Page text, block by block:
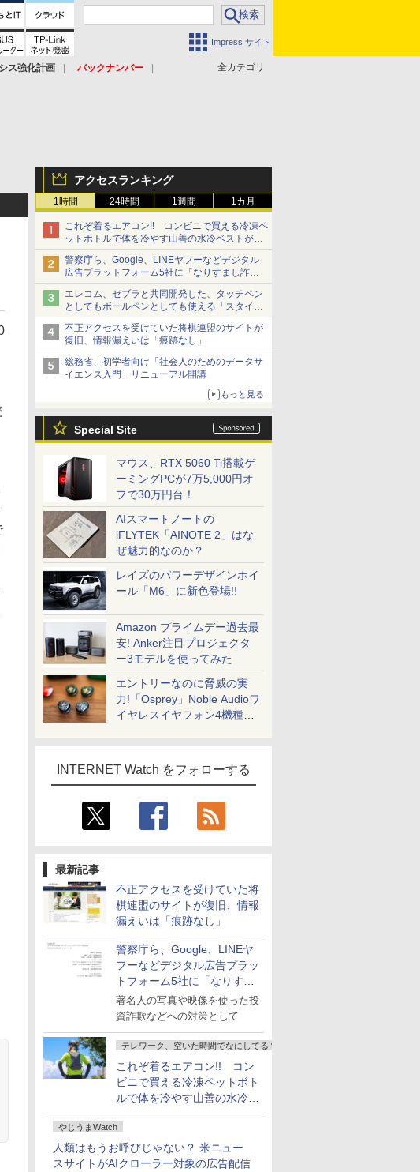
Impress サイト
全カテゴリ
ス強化計画
バックナンバー
アクセスランキング
1時間 24時間 1週間 1カ月
これぞ着るエアコン!! コンビニで買える冷凍ペ
ットボトルで体を冷やす山善の水冷ベストがロ
ードバイクにちょうどいい【ぼっち・ざ・ろー
ど！その14】【空いた時間でなにしてる？】
警察庁ら、Google、LINEヤフーなどデジタル
広告プラットフォーム5社に「なりすまし詐欺
広告」対策強化を要請 著名人の写真や映像を
使った投資詐欺などへの対策として
エレコム、ゼブラと共同開発した、タッチペン
としてもボールペンとしても使える「スタイラ
スツーウェイ」発売 iPadにも紙にも、持ち替
えずに書き込める
不正アクセスを受けていた将棋連盟のサイトが
復旧、情報漏えいは「痕跡なし」
総務省、初学者向け「社会人のためのデータサ
イエンス入門」リニューアル開講
もっと見る
Special Site
マウス、RTX 5060 Ti搭載ゲ
ーミングPCが7万5,000円オ
フで30万円台！
AIスマートノートの
iFLYTEK「AINOTE 2」はな
ぜ魅力的なのか？
レイズのパワーデザインホイ
ール「M6」に新色登場!!
Amazon プライムデー過去最
安! Anker注目プロジェクタ
ー3モデルを使ってみた
エントリーなのに脅威の実
力!「Osprey」Noble Audioワ
イヤレスイヤフォン4機種を
INTERNET Watch をフォローする
最新記事
不正アクセスを受けていた将
棋連盟のサイトが復旧、情報
漏えいは「痕跡なし」
警察庁ら、Google、LINEヤ
フーなどデジタル広告プラッ
トフォーム5社に「なりすま
し詐欺広告」対策強化を要請
著名人の写真や映像を使った投
資詐欺などへの対策として
テレワーク、空いた時間でなにしてる？
これぞ着るエアコン!! コン
ビニで買える冷凍ペットボト
ルで体を冷やす山善の水冷ベ
ストがロードバイクにちょう
どいい【ぼっち・ざ・ろー
ど！その14】
やじうまWatch
人類はもうお呼びじゃない？ 米ニュー
スサイトがAIクローラー対象の広告配信